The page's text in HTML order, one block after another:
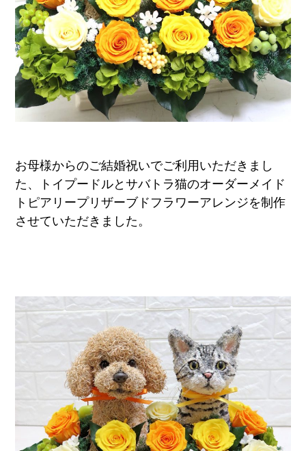
倶
楽
部
お母様からのご結婚祝いでご利用いただきまし
た、トイプードルとサバトラ猫のオーダーメイド
トピアリープリザーブドフラワーアレンジを制作
させていただきました。